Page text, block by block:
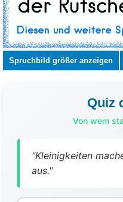
Spruchbild größer anzeigen
Quiz
Von wem
"Kleinigkeiten
aus."